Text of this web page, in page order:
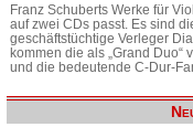
Franz Schuberts Werke für
auf zwei CDs passt. Es sind
geschäftstüchtige Verleger
kommen die als „Grand Duo“
und die bedeutende C-Dur-